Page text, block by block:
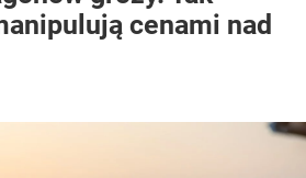
cenami nad